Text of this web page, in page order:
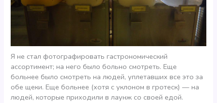
Я не стал фотографировать гастрономический
ассортимент; на него было больно смотреть. Еще
больнее было смотреть на людей, уплетавших все это за
обе щеки. Еще больнее (хотя с уклоном в гротеск) — на
людей, которые приходили в лаунж со своей едой.